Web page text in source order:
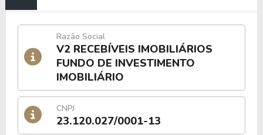
Razão Social
V2 RECEBÍVEIS IMOBILIÁRIOS
FUNDO DE INVESTIMENTO
IMOBILIÁRIO
CNPJ
23.120.027/0001-13